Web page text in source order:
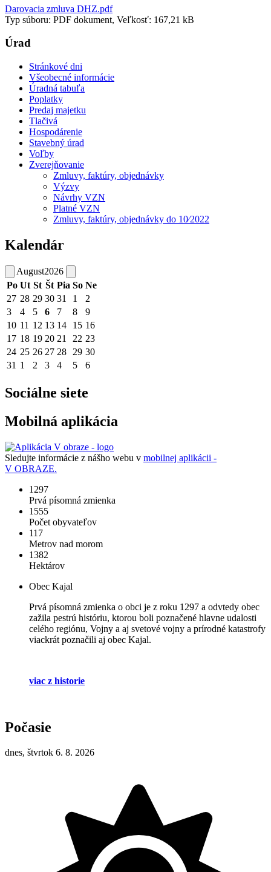
Darovacia zmluva DHZ.pdf
Typ súboru: PDF dokument, Veľkosť: 167,21 kB
Úrad
Stránkové dni
Všeobecné informácie
Úradná tabuľa
Poplatky
Predaj majetku
Tlačivá
Hospodárenie
Stavebný úrad
Voľby
Zverejňovanie
Zmluvy, faktúry, objednávky
Výzvy
Návrhy VZN
Platné VZN
Zmluvy, faktúry, objednávky do 10⁄2022
Kalendár
August2026
Po Ut St Št Pia So Ne
27 28 29 30 31 1
2
3
4 5 6 7 8
9
10 11 12 13 14 15 16
17 18 19 20 21 22 23
24 25 26 27 28 29 30
31 1 2 3 4 5 6
Sociálne siete
Mobilná aplikácia
Sledujte informácie z nášho webu v mobilnej aplikácii -
V OBRAZE.
1297
Prvá písomná zmienka
1555
Počet obyvateľov
117
Metrov nad morom
1382
Hektárov
Obec Kajal
Prvá písomná zmienka o obci je z roku 1297 a odvtedy obec
zažila pestrú históriu, ktorou boli poznačené hlavne udalosti
celého regiónu, Vojny a aj svetové vojny a prírodné katastrofy
viackrát poznačili aj obec Kajal.
viac z historie
Počasie
dnes, štvrtok 6. 8. 2026